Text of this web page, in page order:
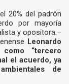
20% del padrón
por mayoría
y opositora.–
Leonardo
“tercero
el acuerdo, ya
de